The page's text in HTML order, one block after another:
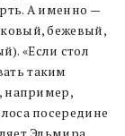
А именно —
бежевый,
«Если стол
таким
например,
посередине